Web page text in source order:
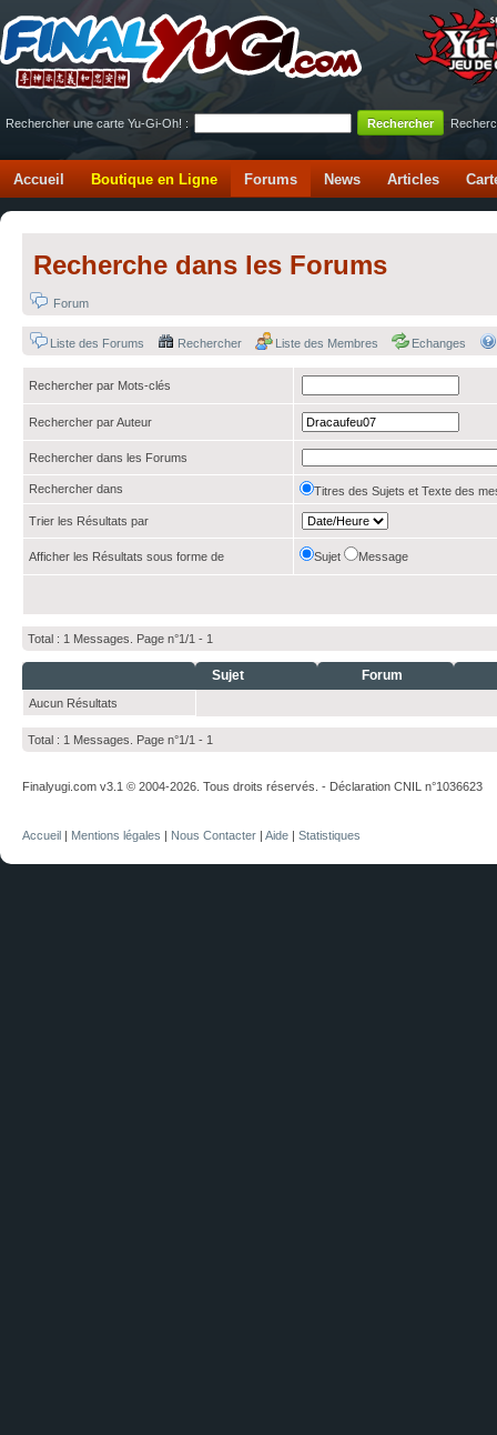
Rechercher une carte Yu-Gi-Oh! :
Accueil Boutique en Ligne Forums News Articles
Recherche dans les Forums
Forum
Liste des Forums Rechercher Liste des Membres Echanges
Rechercher par Mots-clés
Rechercher par Auteur
Rechercher dans les Forums
Rechercher dans Titres des Sujets et Texte des
Trier les Résultats par
Afficher les Résultats sous forme de Sujet Message
Total : 1 Messages. Page n°1/1 - 1
Sujet Forum
Aucun Résultats
Total : 1 Messages. Page n°1/1 - 1
Finalyugi.com v3.1 © 2004-2026. Tous droits réservés. - Déclaration CNIL n°1036623
Accueil | Mentions légales | Nous Contacter | Aide | Statistiques